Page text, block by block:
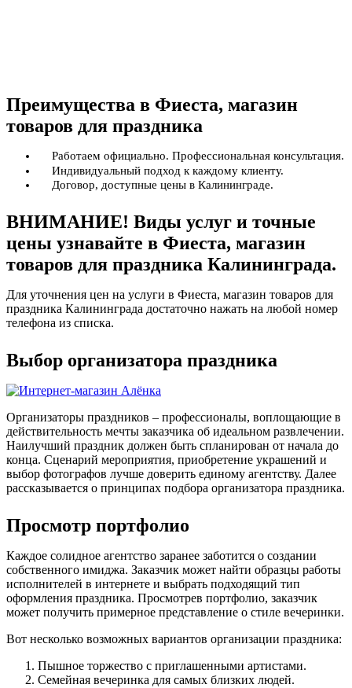
Преимущества в Фиеста, магазин
товаров для праздника
Работаем официально. Профессиональная консультация.
Индивидуальный подход к каждому клиенту.
Договор, доступные цены в Калининграде.
ВНИМАНИЕ! Виды услуг и точные
цены узнавайте в Фиеста, магазин
товаров для праздника Калининграда.
Для уточнения цен на услуги в Фиеста, магазин товаров для
праздника Калининграда достаточно нажать на любой номер
телефона из списка.
Выбор организатора праздника
Организаторы праздников – профессионалы, воплощающие в
действительность мечты заказчика об идеальном развлечении.
Наилучший праздник должен быть спланирован от начала до
конца. Сценарий мероприятия, приобретение украшений и
выбор фотографов лучше доверить единому агентству. Далее
рассказывается о принципах подбора организатора праздника.
Просмотр портфолио
Каждое солидное агентство заранее заботится о создании
собственного имиджа. Заказчик может найти образцы работы
исполнителей в интернете и выбрать подходящий тип
оформления праздника. Просмотрев портфолио, заказчик
может получить примерное представление о стиле вечеринки.
Вот несколько возможных вариантов организации праздника:
Пышное торжество с приглашенными артистами.
Семейная вечеринка для самых близких людей.